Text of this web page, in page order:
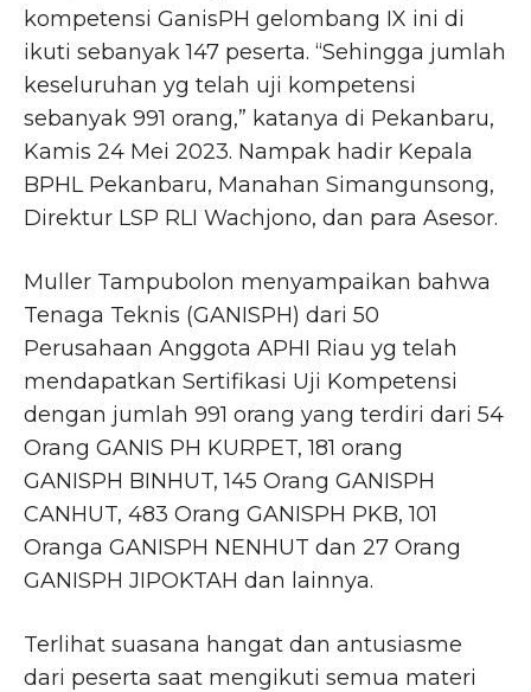
kompetensi GanisPH gelombang IX ini di
ikuti sebanyak 147 peserta. “Sehingga jumlah
keseluruhan yg telah uji kompetensi
sebanyak 991 orang,” katanya di Pekanbaru,
Kamis 24 Mei 2023. Nampak hadir Kepala
BPHL Pekanbaru, Manahan Simangunsong,
Direktur LSP RLI Wachjono, dan para Asesor.
Muller Tampubolon menyampaikan bahwa
Tenaga Teknis (GANISPH) dari 50
Perusahaan Anggota APHI Riau yg telah
mendapatkan Sertifikasi Uji Kompetensi
dengan jumlah 991 orang yang terdiri dari 54
Orang GANIS PH KURPET, 181 orang
GANISPH BINHUT, 145 Orang GANISPH
CANHUT, 483 Orang GANISPH PKB, 101
Oranga GANISPH NENHUT dan 27 Orang
GANISPH JIPOKTAH dan lainnya.
Terlihat suasana hangat dan antusiasme
dari peserta saat mengikuti semua materi